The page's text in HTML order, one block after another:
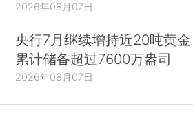
2026年08月07日
央行7月继续增持近20吨黄金
累计储备超过7600万盎司
2026年08月07日